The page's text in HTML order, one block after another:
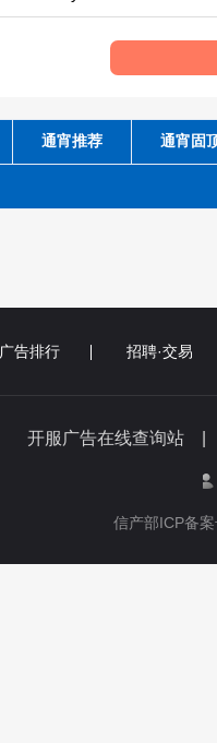
通宵推荐 通宵固
广告排行 招聘·交易
开服广告在线查询站
信产部ICP备